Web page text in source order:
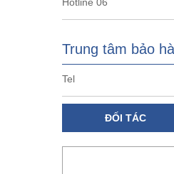
Hotline 06
Trung tâm bảo
Tel
ĐỐI TÁC